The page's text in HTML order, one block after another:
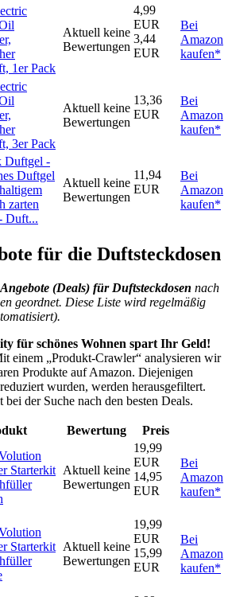
1er Pack
Aktuell keine
Bewertungen
4,99
EUR
3,44
EUR
Bei
Amazon
kaufen*
3er Pack
Aktuell keine
Bewertungen
13,36
EUR
Bei
Amazon
kaufen*
Duftgel -
Duftgel
zarten
Duft...
Aktuell keine
Bewertungen
11,94
EUR
Bei
Amazon
kaufen*
für die Duftsteckdosen
gebote (Deals) für Duftsteckdosen nach
geordnet. Diese Liste wird regelmäßig
für schönes Wohnen spart Ihr Geld!
einem „Produkt-Crawler“ analysieren wir
Produkte auf Amazon. Diejenigen
wurden, werden herausgefiltert.
der Suche nach den besten Deals.
Bewertung Preis
Starterkit Aktuell keine
Bewertungen
19,99
EUR
14,95
EUR
Bei
Amazon
kaufen*
Starterkit Aktuell keine
Bewertungen
19,99
EUR
15,99
EUR
Bei
Amazon
kaufen*